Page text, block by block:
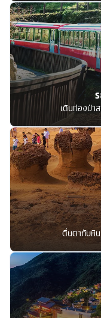
เดินท่องป่า
ตื่นตากับหิน